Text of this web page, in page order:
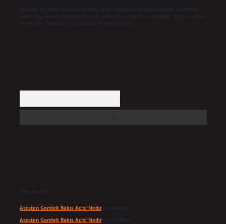
Hukuka ve yasal düzenlemelere aykırı olduğunu düşündüğünüz içerikleri,
Son yorumlar
Atesten Gomlek Bakis Acisi Nediriçin
Atesten Gomlek Bakis Acisi Nediriçin